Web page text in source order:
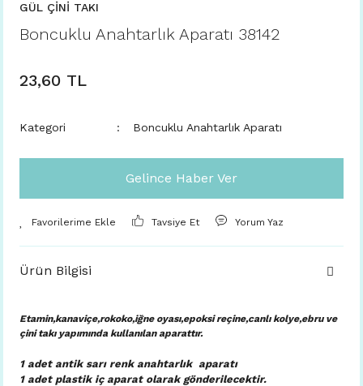
GÜL ÇİNİ TAKI
Boncuklu Anahtarlık Aparatı 38142
23,60 TL
Kategori Boncuklu Anahtarlık Aparatı
Gelince Haber Ver
Tavsiye Et Yorum Yaz
Ürün Bilgisi
Etamin,kanaviçe,rokoko,iğne oyası,epoksi reçine,canlı kolye,ebru ve
çini takı yapımında kullanılan aparattır.
1 adet antik sarı renk anahtarlık aparatı
1 adet plastik iç aparat olarak gönderilecektir.